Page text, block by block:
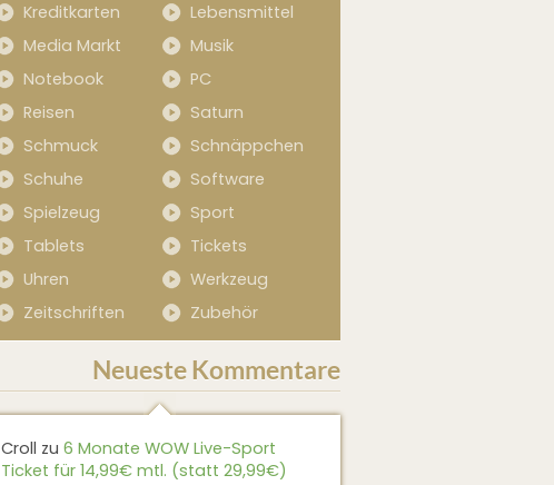
Kreditkarten
Lebensmittel
Media Markt
Musik
Notebook
PC
Reisen
Saturn
Schmuck
Schnäppchen
Schuhe
Software
Spielzeug
Sport
Tablets
Tickets
Uhren
Werkzeug
Zeitschriften
Zubehör
Neueste Kommentare
Croll zu 6 Monate WOW Live-Sport
Ticket für 14,99€ mtl. (statt 29,99€)